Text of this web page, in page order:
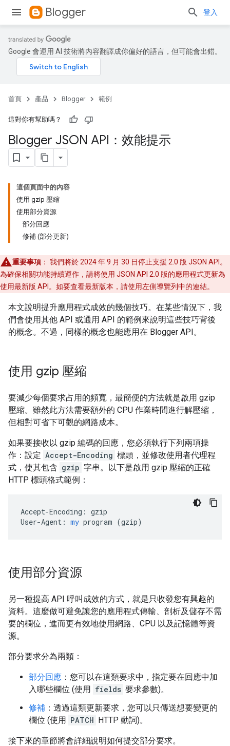
Blogger 登入
Google 會運用 AI 技術將內容翻譯成你偏好的語言，但可能會出錯。
首頁 產品 Blogger 範例
這對你有幫助嗎？
Blogger JSON API：效能提示
這個頁面中的內容
使用 gzip 壓縮
使用部分資源
部分回應
修補 (部分更新)
重要事項 ： 我們將於 2024 年 9 月 30 日停止支援 2.0 版 JSON API。
為確保相關功能持續運作，請將使用 JSON API 2.0 版的應用程式更新為
使用最新版 API。如要查看最新版本，請使用左側導覽列中的連結。
本文說明提升應用程式成效的幾個技巧。在某些情況下，我
們會使用其他 API 或通用 API 的範例來說明這些技巧背後
的概念。不過，同樣的概念也能應用在 Blogger API。
使用 gzip 壓縮
要減少每個要求占用的頻寬，最簡便的方法就是啟用 gzip
壓縮。雖然此方法需要額外的 CPU 作業時間進行解壓縮，
但相對可省下可觀的網路成本。
如果要接收以 gzip 編碼的回應，您必須執行下列兩項操
作：設定 Accept-Encoding 標頭，並修改使用者代理程
式，使其包含 gzip 字串。以下是啟用 gzip 壓縮的正確
HTTP 標頭格式範例：
Accept-Encoding: gzip
User-Agent: my program (gzip)
使用部分資源
另一種提高 API 呼叫成效的方式，就是只收發您有興趣的
資料。這麼做可避免讓您的應用程式傳輸、剖析及儲存不需
要的欄位，進而更有效地使用網路、CPU 以及記憶體等資
源。
部分要求分為兩類：
部分回應 ：您可以在這類要求中，指定要在回應中加
入哪些欄位 (使用 fields 要求參數)。
修補 ：透過這類更新要求，您可以只傳送想要變更的
欄位 (使用 PATCH HTTP 動詞)。
接下來的章節將會詳細說明如何提交部分要求。